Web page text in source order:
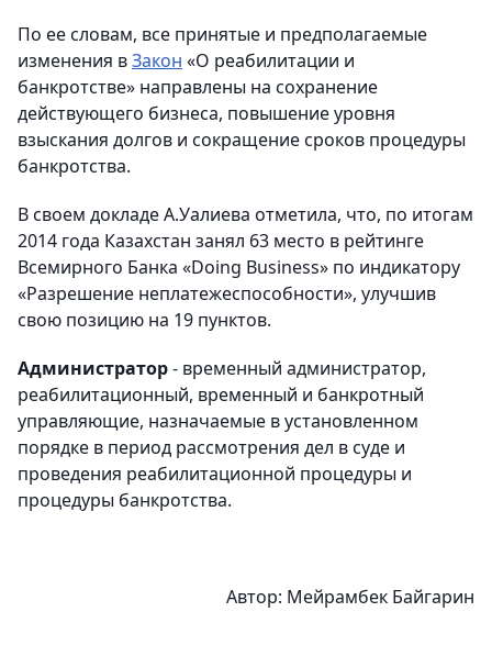
По ее словам, все принятые и предполагаемые
изменения вЗакон «О реабилитации и
банкротстве» направлены на сохранение
действующего бизнеса, повышение уровня
взыскания долгов и сокращение сроков процедуры
банкротства.
В своем докладе А.Уалиева отметила, что, по итогам
2014 года Казахстан занял 63 место в рейтинге
Всемирного Банка «Doing Business» по индикатору
«Разрешение неплатежеспособности», улучшив
свою позицию на 19 пунктов.
Администратор- временный администратор,
реабилитационный, временный и банкротный
управляющие, назначаемые в установленном
порядке в период рассмотрения дел в суде и
проведения реабилитационной процедуры и
процедуры банкротства.
Автор: Мейрамбек Байгарин